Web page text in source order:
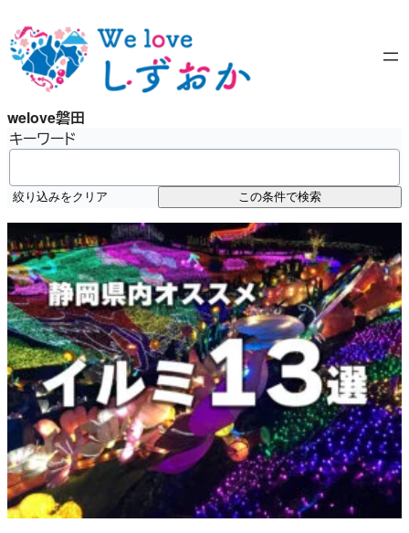
容
を
ッ
プ
welove磐田
キーワード
絞り込みをクリア この条件で検索